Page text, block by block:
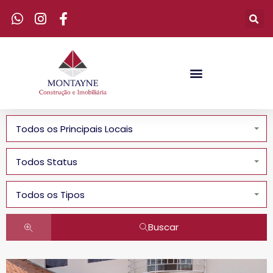
Todos os Principais Locais
Todos Status
Todos os Tipos
Buscar